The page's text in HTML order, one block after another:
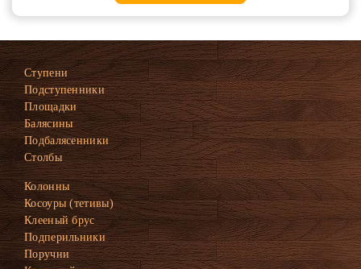
Ступени
Подступенники
Площадки
Балясины
Подбалясенники
Столбы
Колонны
Косоуры (тетивы)
Клееный брус
Подперильники
Поручни